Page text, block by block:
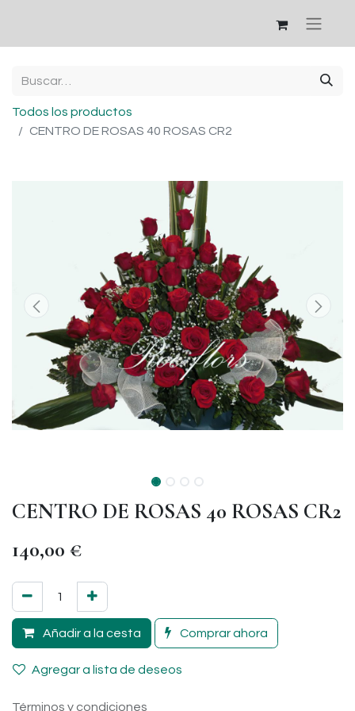
Todos los productos
CENTRO DE ROSAS 40 ROSAS CR2
CENTRO DE ROSAS 40 ROSAS CR2
140,00 €
Añadir a la cesta Comprar ahora
Agregar a lista de deseos
Términos y condiciones